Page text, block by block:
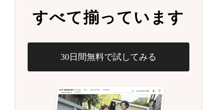
すべて揃っています
30日間無料で試してみる